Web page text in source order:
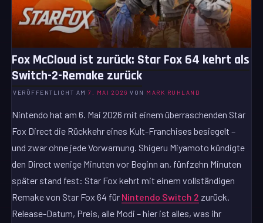
Fox McCloud ist zurück: Star Fox 64 kehrt als
Switch-2-Remake zurück
VERÖFFENTLICHT AM7. MAI 2026 VON MARK RUHLAND
Nintendo hat am 6. Mai 2026 mit einem überraschenden Star
Fox Direct die Rückkehr eines Kult-Franchises besiegelt –
und zwar ohne jede Vorwarnung. Shigeru Miyamoto kündigte
den Direct wenige Minuten vor Beginn an, fünfzehn Minuten
später stand fest: Star Fox kehrt mit einem vollständigen
Remake von Star Fox 64 für Nintendo Switch 2 zurück.
Release-Datum, Preis, alle Modi – hier ist alles, was ihr